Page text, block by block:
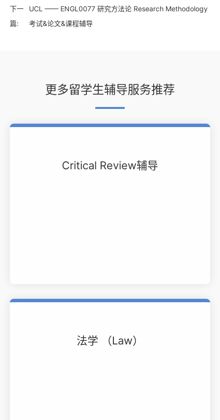
下一
篇:
UCL —— ENGL0077 研究方法论 Research Methodology
考试&论文&课程辅导
更多留学生辅导服务推荐
Critical Review辅导
法学 （Law）